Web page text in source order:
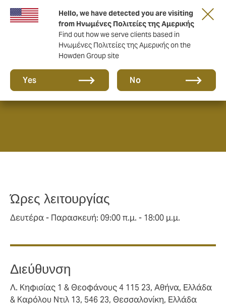
Hello, we have detected you are visiting
from Ηνωμένες Πολιτείες της Αμερικής
Find out how we serve clients based in
Ηνωμένες Πολιτείες της Αμερικής on the
Howden Group site
Yes No
Βρείτε μας...
Ώρες λειτουργίας
Δευτέρα - Παρασκευή: 09:00 π.μ. - 18:00 μ.μ.
Διεύθυνση
Λ. Κηφισίας 1 & Θεοφάνους 4 115 23, Αθήνα, Ελλάδα
& Καρόλου Ντιλ 13, 546 23, Θεσσαλονίκη, Ελλάδα